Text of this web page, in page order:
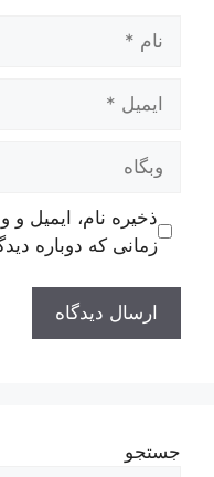
وبگاه
ذخیره نام، ایمیل
زمانی که دوباره
جستجو